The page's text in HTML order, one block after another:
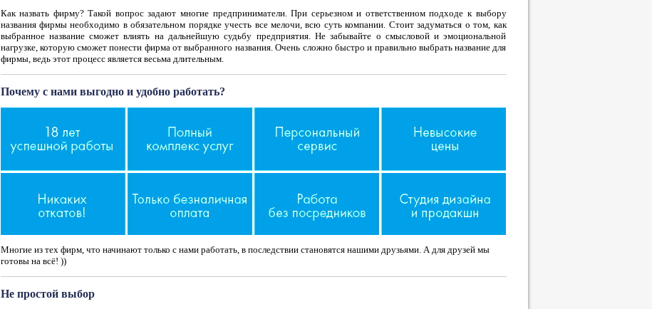
Как назвать фирму? Такой вопрос задают многие предприниматели. При серьезном и ответственном подходе к выбору
названия фирмы необходимо в обязательном порядке учесть все мелочи, всю суть компании. Стоит задуматься о том, как
выбранное название сможет влиять на дальнейшую судьбу предприятия. Не забывайте о смысловой и эмоциональной
нагрузке, которую сможет понести фирма от выбранного названия. Очень сложно быстро и правильно выбрать название для
фирмы, ведь этот процесс является весьма длительным.
Почему с нами выгодно и удобно работать?
Многие из тех фирм, что начинают только с нами работать, в последствии становятся нашими друзьями. А для друзей мы
готовы на всё! ))
Не простой выбор